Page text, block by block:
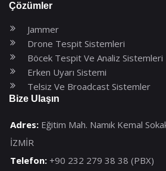
Çözümler
Jammer
Drone Tespit Sistemleri
Böcek Tespit Ve Analiz Sistemleri
Erken Uyarı Sistemi
Telsiz Ve Broadcast Sistemler
Bize Ulaşın
Adres: Eğitim Mah. Namık Kemal
İZMİR
Telefon: +90 232 279 38 38 (PBX)